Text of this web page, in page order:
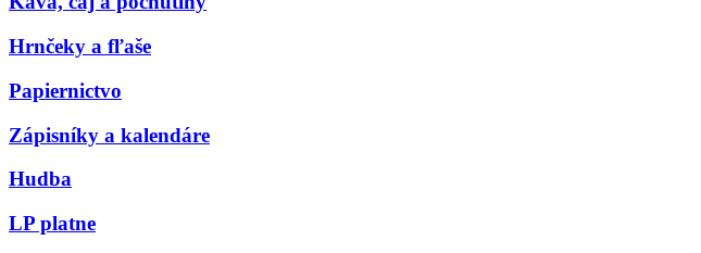
Hrnčeky a fľaše
Papiernictvo
Zápisníky a kalendáre
Hudba
LP platne